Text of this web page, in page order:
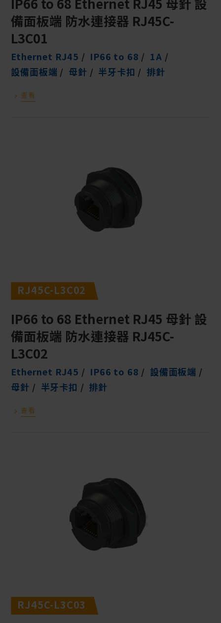
備面板端 防水連接器 RJ45C-
L3C01
Ethernet RJ45 IP66 to 68
1A
設備面板端
母針 半牙卡扣 排針
查看
RJ45C-L3C02
IP66 to 68 Ethernet RJ45 母針 設
備面板端 防水連接器 RJ45C-
L3C02
Ethernet RJ45 IP66 to 68
設備面板端
母針
半牙卡扣 排針
查看
RJ45C-L3C03